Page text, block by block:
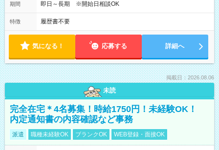
期間 即日～長期 ※開始日相談OK
特徴 履歴書不要
気になる！ 応募する 詳細へ
掲載日：2026.08.06
未読
完全在宅＊4名募集！時給1750円！未経験OK！
内定通知書の内容確認など事務
派遣 職種未経験OK ブランクOK WEB登録・面接OK